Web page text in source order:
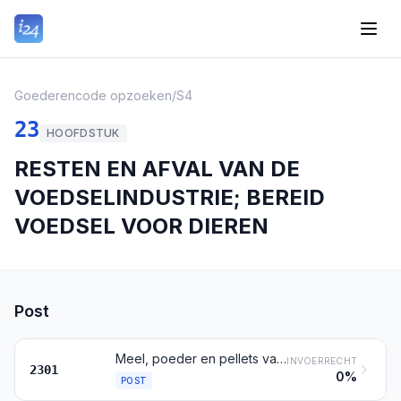
Goederencode opzoeken/S4
23 HOOFDSTUK
RESTEN EN AFVAL VAN DE
VOEDSELINDUSTRIE; BEREID
VOEDSEL VOOR DIEREN
Post
2301
Meel, poeder en pellets van vlees, van slachtafvallen, van vis, van schaaldieren, van weekdieren of van andere ongewervelde waterdieren, ongeschikt voor menselijke consumptie; kanen
POST
INVOERRECHT
0%